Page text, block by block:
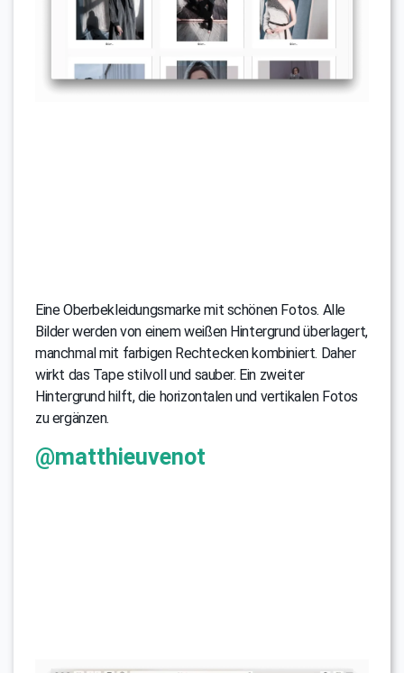
Eine Oberbekleidungsmarke mit schönen Fotos. Alle
Bilder werden von einem weißen Hintergrund überlagert,
manchmal mit farbigen Rechtecken kombiniert. Daher
wirkt das Tape stilvoll und sauber. Ein zweiter
Hintergrund hilft, die horizontalen und vertikalen Fotos
zu ergänzen.
@matthieuvenot